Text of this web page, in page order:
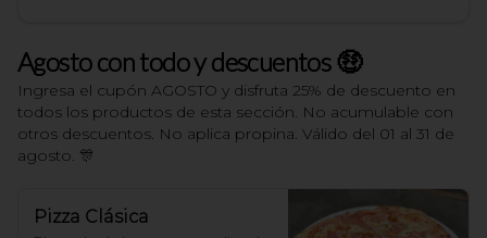
Agosto con todo y descuentos 🤑
Ingresa el cupón AGOSTO y disfruta 25% de descuento en
todos los productos de esta sección. No acumulable con
otros descuentos. No aplica propina. Válido del 01 al 31 de
agosto. 🎊
Pizza Clásica